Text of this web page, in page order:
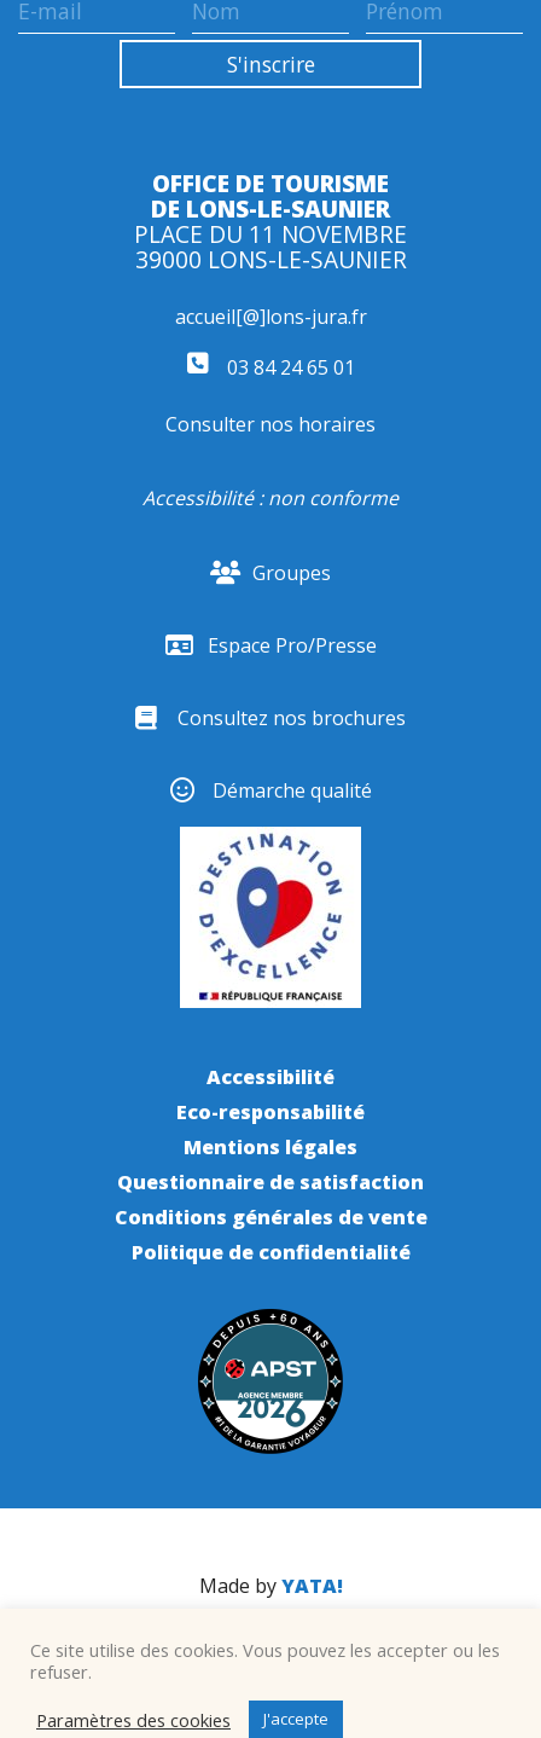
OFFICE DE TOURISME
DE LONS-LE-SAUNIER
PLACE DU 11 NOVEMBRE
39000 LONS-LE-SAUNIER
accueil[@]lons-jura.fr
03 84 24 65 01
Consulter nos horaires
Accessibilité : non conforme
Groupes
Espace Pro/Presse
Consultez nos brochures
Démarche qualité
Accessibilité
Eco-responsabilité
Mentions légales
Questionnaire de satisfaction
Conditions générales de vente
Politique de confidentialité
Made byYATA!
Ce site utilise des cookies. Vous pouvez les accepter ou les
refuser.
Paramètres des cookies
J'accepte